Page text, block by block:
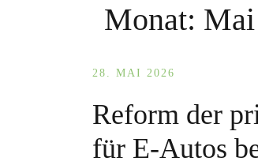
Monat:
28. MAI 2026
Reform der
für E-Autos